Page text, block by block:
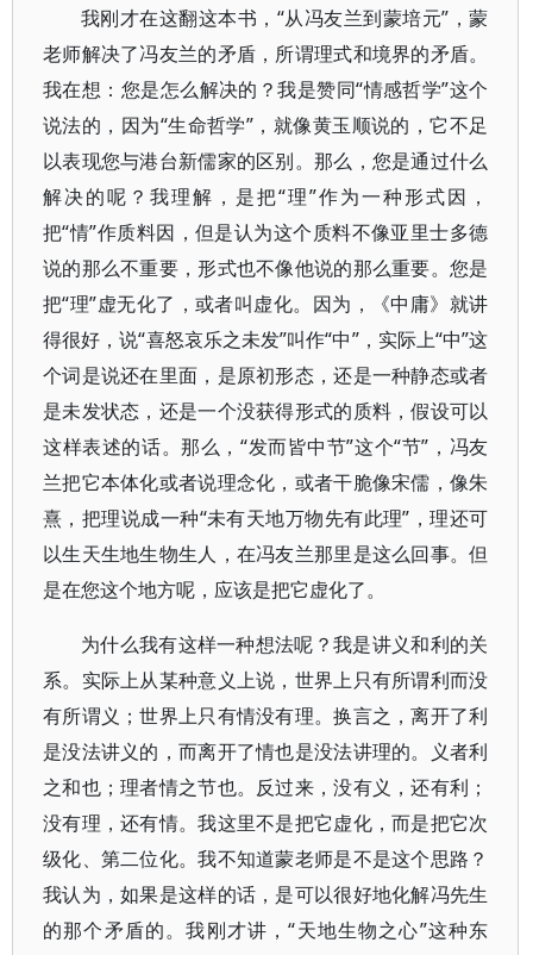
我刚才在这翻这本书，“从冯友兰到蒙培元”，蒙
老师解决了冯友兰的矛盾，所谓理式和境界的矛盾。
我在想：您是怎么解决的？我是赞同“情感哲学”这个
说法的，因为“生命哲学”，就像黄玉顺说的，它不足
以表现您与港台新儒家的区别。那么，您是通过什么
解决的呢？我理解，是把“理”作为一种形式因，
把“情”作质料因，但是认为这个质料不像亚里士多德
说的那么不重要，形式也不像他说的那么重要。您是
把“理”虚无化了，或者叫虚化。因为，《中庸》就讲
得很好，说“喜怒哀乐之未发”叫作“中”，实际上“中”这
个词是说还在里面，是原初形态，还是一种静态或者
是未发状态，还是一个没获得形式的质料，假设可以
这样表述的话。那么，“发而皆中节”这个“节”，冯友
兰把它本体化或者说理念化，或者干脆像宋儒，像朱
熹，把理说成一种“未有天地万物先有此理”，理还可
以生天生地生物生人，在冯友兰那里是这么回事。但
是在您这个地方呢，应该是把它虚化了。
为什么我有这样一种想法呢？我是讲义和利的关
系。实际上从某种意义上说，世界上只有所谓利而没
有所谓义；世界上只有情没有理。换言之，离开了利
是没法讲义的，而离开了情也是没法讲理的。义者利
之和也；理者情之节也。反过来，没有义，还有利；
没有理，还有情。我这里不是把它虚化，而是把它次
级化、第二位化。我不知道蒙老师是不是这个思路？
我认为，如果是这样的话，是可以很好地化解冯先生
的那个矛盾的。我刚才讲，“天地生物之心”这种东